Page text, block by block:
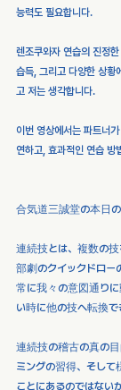
능력도 필요합니다.
렌조쿠와자 연습의 진정
습득, 그리고 다양한 상황
고 저는 생각합니다.
이번 영상에서는 파트너
연하고, 효과적인 연습 방
合気道三誠堂の本日の
連続技とは、複数の
部劇のクイックドロー
常に我々の意図通りに
い時に他の技へ転換で
連続技の稽古の真の
ミングの習得、そし
ことにあるのではない